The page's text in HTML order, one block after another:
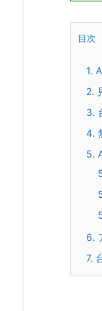
目次
1.
2.
3.
4.
5.
6.
7.